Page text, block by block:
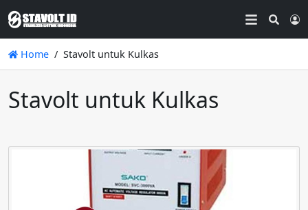
Home Stavolt untuk Kulkas
Stavolt untuk Kulkas